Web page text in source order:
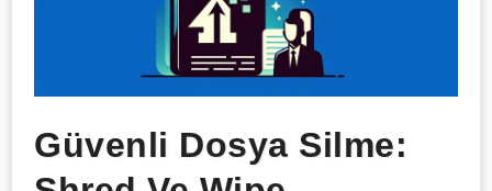
Güvenli Dosya Silme: